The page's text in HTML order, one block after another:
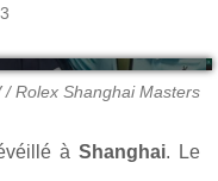
/ Rolex Shanghai Masters
àShanghai. Le